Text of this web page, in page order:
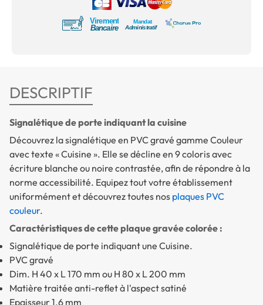
DESCRIPTIF
Signalétique de porte indiquant la cuisine
Découvrez la signalétique en PVC gravé gamme Couleur
avec texte « Cuisine ». Elle se décline en 9 coloris avec
écriture blanche ou noire contrastée, afin de répondre à la
norme accessibilité. Equipez tout votre établissement
uniformément et découvrez toutes nos plaques PVC
couleur.
Caractéristiques de cette plaque gravée colorée :
Signalétique de porte indiquant une Cuisine.
PVC gravé
Dim. H 40 x L 170 mm ou H 80 x L 200 mm
Matière traitée anti-reflet à l'aspect satiné
Epaisseur 1.6 mm